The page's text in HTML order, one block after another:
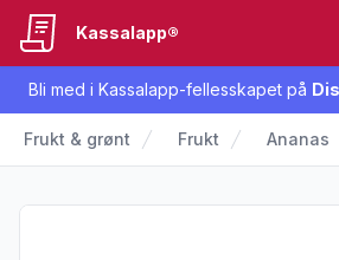
Bli med i Kassalapp-fellesskapet på
Kassalapp®
Frukt & grønt Frukt Ananas